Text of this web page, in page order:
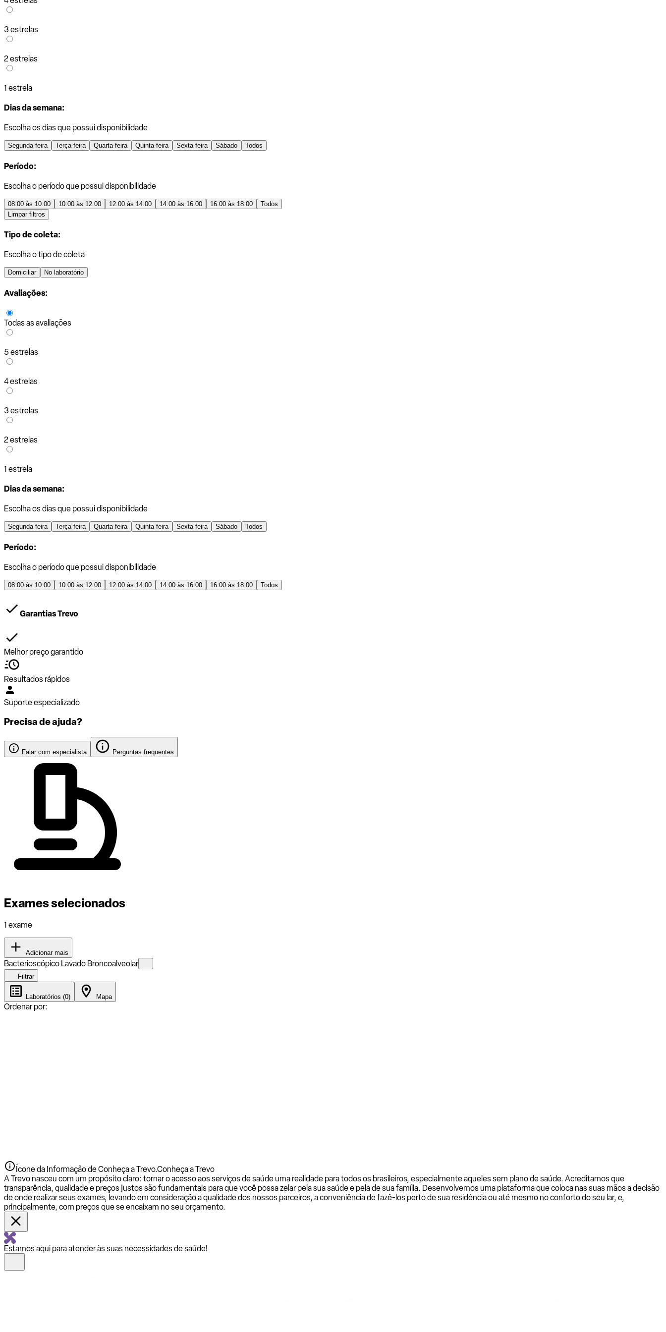
3 estrelas
2 estrelas
1 estrela
Dias da semana:
Escolha os dias que possui disponibilidade
Segunda-feira Terça-feira Quarta-feira Quinta-feira Sexta-feira Sábado Todos
Período:
Escolha o período que possui disponibilidade
08:00 às 10:00 10:00 às 12:00 12:00 às 14:00 14:00 às 16:00 16:00 às 18:00
Todos
Limpar filtros
Tipo de coleta:
Escolha o tipo de coleta
Domiciliar No laboratório
Avaliações:
Todas as avaliações
5 estrelas
4 estrelas
3 estrelas
2 estrelas
1 estrela
Dias da semana:
Escolha os dias que possui disponibilidade
Segunda-feira Terça-feira Quarta-feira Quinta-feira Sexta-feira Sábado Todos
Período:
Escolha o período que possui disponibilidade
08:00 às 10:00 10:00 às 12:00 12:00 às 14:00 14:00 às 16:00 16:00 às 18:00 Todos
Garantias Trevo
Melhor preço garantido
Resultados rápidos
Suporte especializado
Precisa de ajuda?
Falar com especialista Perguntas frequentes
Exames selecionados
1 exame
Adicionar mais
Bacterioscópico Lavado Broncoalveolar
Filtrar
Laboratórios (0) Mapa
Ordenar por:
Ícone da Informação de Conheça a Trevo.Conheça a Trevo
A Trevo nasceu com um propósito claro: tornar o acesso aos serviços de saúde uma realidade para todos os brasileiros, especialmente aqueles sem plano de saúde. Acreditamos que
transparência, qualidade e preços justos são fundamentais para que você possa zelar pela sua saúde e pela de sua família. Desenvolvemos uma plataforma que coloca nas suas mãos a decisão
de onde realizar seus exames, levando em consideração a qualidade dos nossos parceiros, a conveniência de fazê-los perto de sua residência ou até mesmo no conforto do seu lar, e,
principalmente, com preços que se encaixam no seu orçamento.
Estamos aqui para atender às suas necessidades de saúde!